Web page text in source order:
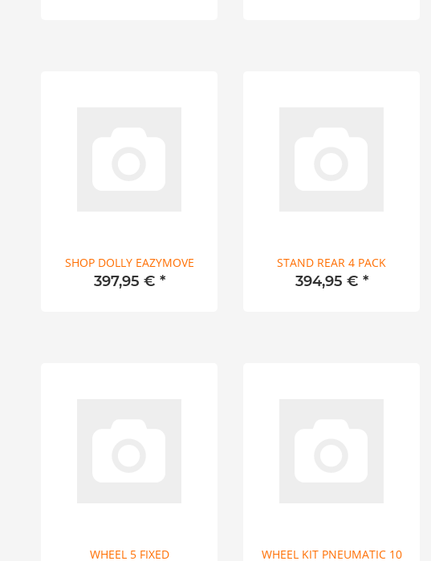
SHOP DOLLY EAZYMOVE
397,95 € *
STAND REAR 4 PACK
394,95 € *
WHEEL 5 FIXED WHEEL KIT PNEUMATIC 10